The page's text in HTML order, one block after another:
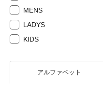
MENS
LADYS
KIDS
アルファベット